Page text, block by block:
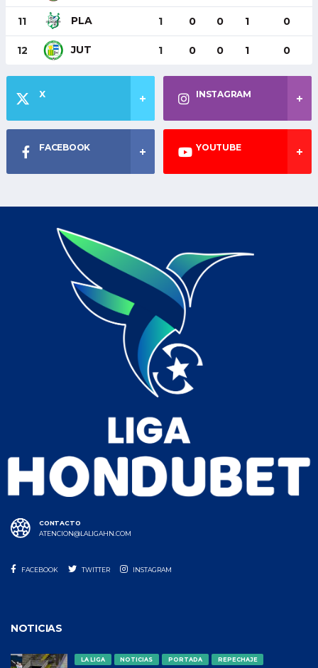
11 PLA 1 0 0 1 0
12 JUT 1 0 0 1 0
X INSTAGRAM
FACEBOOK YOUTUBE
CONTACTO
ATENCION@LALIGAHN.COM
FACEBOOK TWITTER INSTAGRAM
NOTICIAS
LA LIGA NOTICIAS PORTADA REPECHAJE